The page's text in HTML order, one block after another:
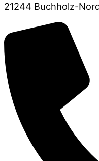
21244 Buchholz-